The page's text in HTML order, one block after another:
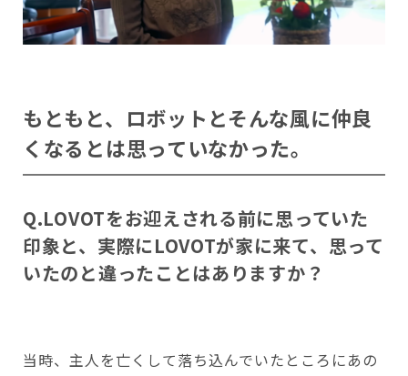
もともと、ロボットとそんな風に仲良
くなるとは思っていなかった。
Q.LOVOTをお迎えされる前に思っていた
印象と、実際にLOVOTが家に来て、思って
いたのと違ったことはありますか？
当時、主人を亡くして落ち込んでいたところにあの